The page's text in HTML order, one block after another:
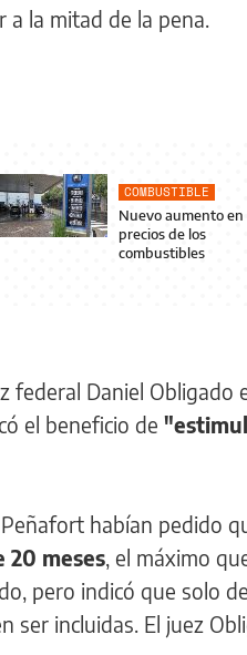
la mitad de la pena.
COMBUSTIBLE
Nuevo aumento en
precios de los
combustibles
federal Daniel Obligado
el beneficio de
habían pedido
20 meses , el máximo
pero indicó que solo
ser incluidas. El juez